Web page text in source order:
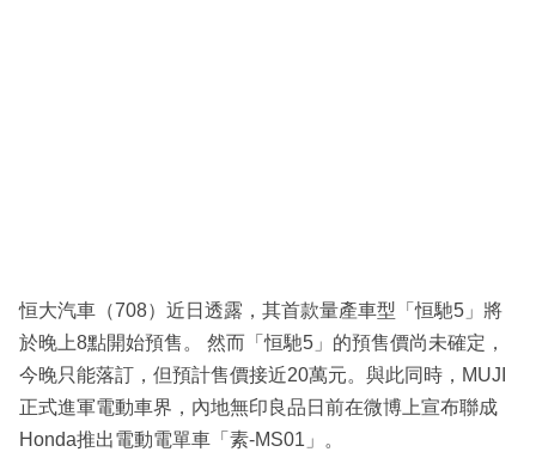
恒大汽車（708）近日透露，其首款量產車型「恒馳5」將
於晚上8點開始預售。 然而「恒馳5」的預售價尚未確定，
今晚只能落訂，但預計售價接近20萬元。與此同時，MUJI
正式進軍電動車界，內地無印良品日前在微博上宣布聯成
Honda推出電動電單車「素-MS01」。